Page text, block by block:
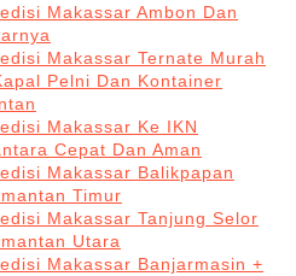
Makassar Ambon Dan
Makassar Ternate Murah
Pelni Dan Kontainer
Makassar Ke IKN
Cepat Dan Aman
Makassar Balikpapan
Timur
Makassar Tanjung Selor
Utara
Makassar Banjarmasin +